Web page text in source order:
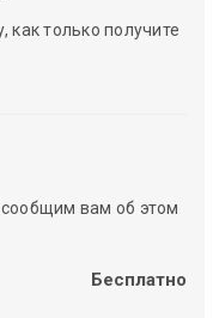
как только получите
вам об этом
Бесплатно